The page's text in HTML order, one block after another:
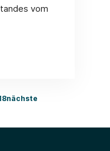
vom
nächste